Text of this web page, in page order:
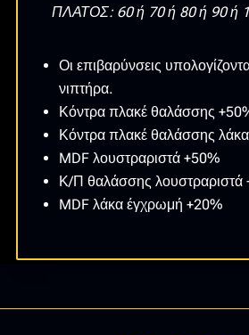
ΠΛΑΤΟΣ: 60 ή 70 ή 80 ή 90 ή
Οι επιβαρύνσεις
νιπτήρα.
Κόντρα πλακέ θαλάσσης
Κόντρα πλακέ θαλάσσης
MDF λουστραριστά +50%
Κ/Π θαλάσσης λουστραριστά
MDF λάκα έγχρωμή +20%